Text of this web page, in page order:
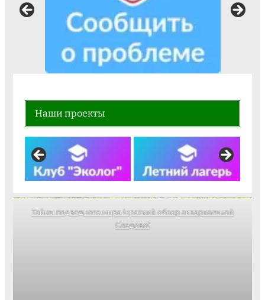
Наши проекты
Тайны подводного мира (краткий обзор аквариальной
Следово)